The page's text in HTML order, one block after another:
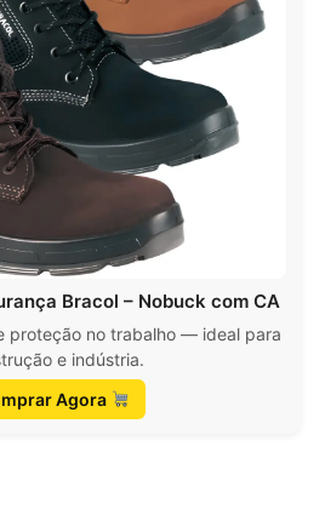
Bracol – Nobuck com CA
proteção no trabalho — ideal para
e indústria.
Agora